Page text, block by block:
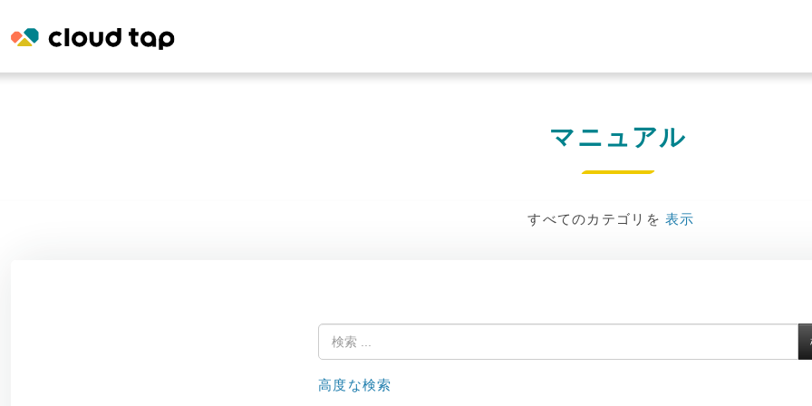
マニュアル
すべてのカテゴリを表示
高度な検索